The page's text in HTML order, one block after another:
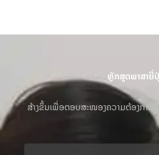
ຫຼັກສູດພາສາຍີ່
ສ້າງຂຶ້ນເພື່ອຕອບສະໜອງຄວາມຕ້ອງການຮ